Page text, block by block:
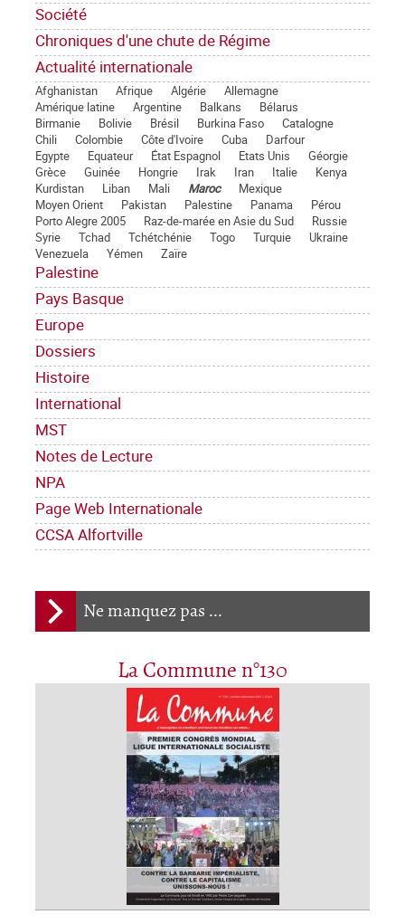
Société
Chroniques d'une chute de Régime
Actualité internationale
Afghanistan Afrique Algérie
Allemagne
Amérique latine
Argentine Balkans
Bélarus
Birmanie
Bolivie Brésil Burkina Faso
Catalogne
Chili
Colombie Côte d'Ivoire Cuba
Darfour
Egypte
Equateur État Espagnol Etats Unis
Géorgie
Grèce
Guinée Hongrie Irak Iran Italie
Kenya
Kurdistan
Liban Mali Maroc
Mexique
Moyen Orient
Pakistan Palestine Panama
Pérou
Porto Alegre 2005
Raz-de-marée en Asie du Sud
Russie
Syrie
Tchad Tchétchénie Togo Turquie
Ukraine
Venezuela
Yémen Zaïre
Palestine
Pays Basque
Europe
Dossiers
Histoire
International
MST
Notes de Lecture
NPA
Page Web Internationale
CCSA Alfortville
Ne manquez pas ...
La Commune n°130